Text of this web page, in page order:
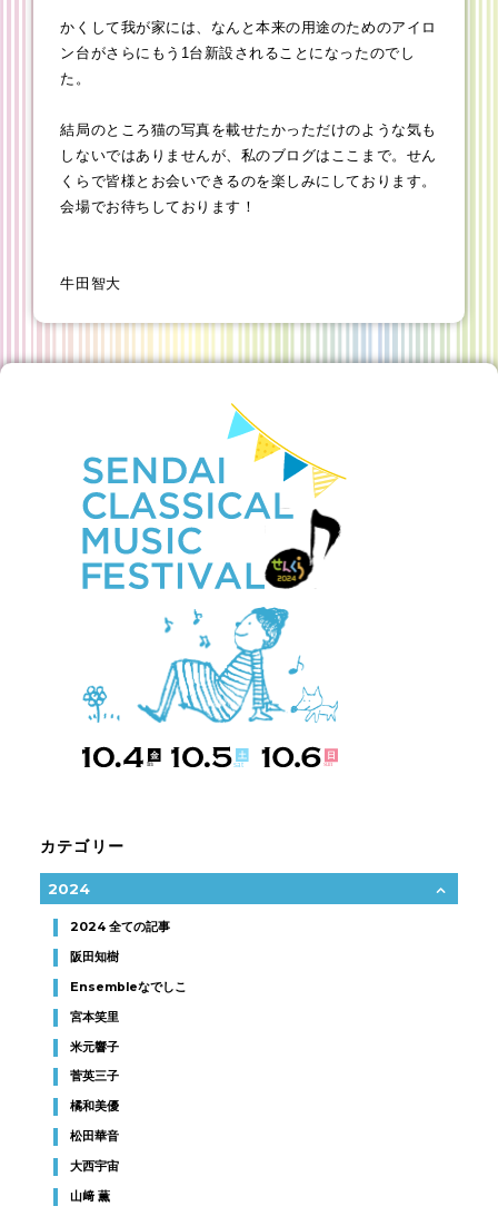
かくして我が家には、なんと本来の用途のためのアイロ
ン台がさらにもう1台新設されることになったのでし
た。
結局のところ猫の写真を載せたかっただけのような気も
しないではありませんが、私のブログはここまで。せん
くらで皆様とお会いできるのを楽しみにしております。
会場でお待ちしております！
牛田智大
カテゴリー
2024
2024 全ての記事
阪田知樹
Ensembleなでしこ
宮本笑里
米元響子
菅英三子
橘和美優
松田華音
大西宇宙
山﨑 薫